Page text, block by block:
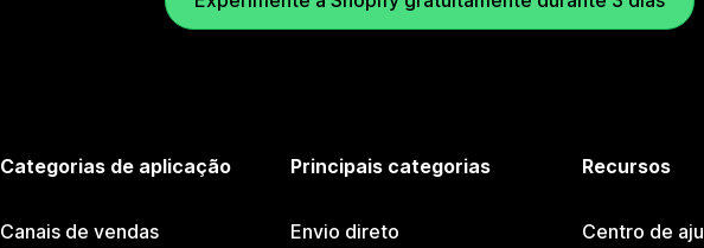
Categorias de aplicação
Canais de vendas
Principais categorias
Envio direto
Recursos
Centro de